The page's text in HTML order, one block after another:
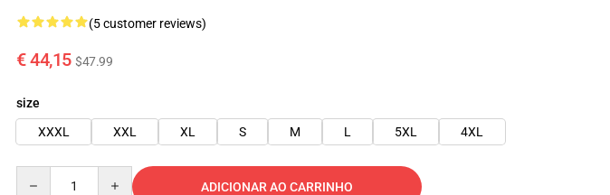
(5 customer reviews)
€ 44,15 $47.99
size
XXXL
XXL XL S M L 5XL 4XL
ADICIONAR AO CARRINHO